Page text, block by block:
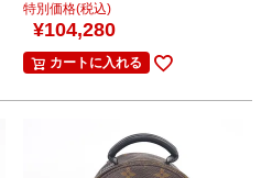
特別価格(税込)
¥104,280
カートに入れる